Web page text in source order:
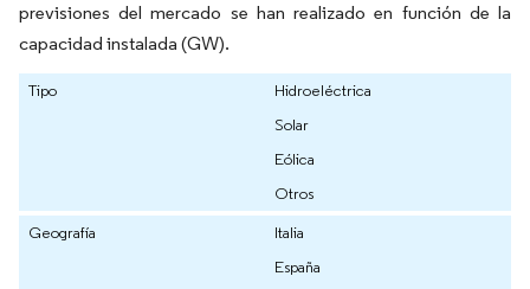
previsiones del mercado se han realizado en función de la
capacidad instalada (GW).
Tipo
Hidroeléctrica
Solar
Eólica
Otros
Geografía
Italia
España